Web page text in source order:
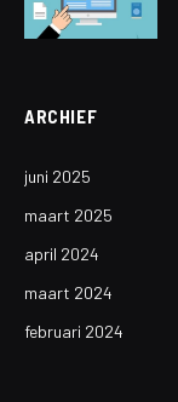
ARCHIEF
juni 2025
maart 2025
april 2024
maart 2024
februari 2024